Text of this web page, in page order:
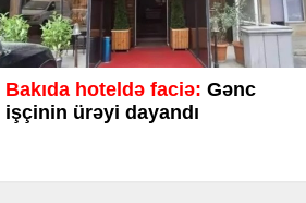
Bakıda hoteldə faciə: Gənc
işçinin ürəyi dayandı